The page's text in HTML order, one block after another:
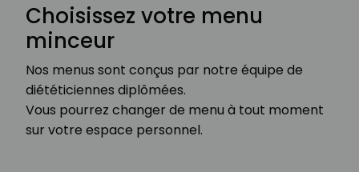
Choisissez votre menu
minceur
Nos menus sont conçus par notre équipe de
diététiciennes diplômées.
Vous pourrez changer de menu à tout moment
sur votre espace personnel.